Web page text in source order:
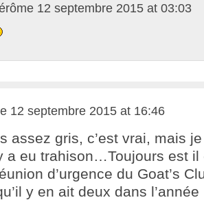
12 septembre 2015 at 03:03
12 septembre 2015 at 16:46
assez gris, c’est vrai, mais
a eu trahison…Toujours est il
d’urgence du Goat’s
y en ait deux dans